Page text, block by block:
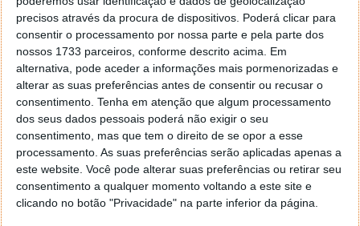
precisos através da procura de dispositivos. Poderá clicar para
consentir o processamento por nossa parte e pela parte dos
nossos 1733 parceiros, conforme descrito acima. Em
alternativa, pode aceder a informações mais pormenorizadas e
alterar as suas preferências antes de consentir ou recusar o
consentimento. Tenha em atenção que algum processamento
dos seus dados pessoais poderá não exigir o seu
consentimento, mas que tem o direito de se opor a esse
processamento. As suas preferências serão aplicadas apenas a
este website. Você pode alterar suas preferências ou retirar seu
consentimento a qualquer momento voltando a este site e
clicando no botão "Privacidade" na parte inferior da página.
fissuras;
Maiorestabilidadeperante temperaturas
extremas, uma vantagem relevante numa altura
em que as ondas de calor são cada vez mais
frequentes.
Ainda assim, tratam-se de resultados obtidos em
condições controladas . O verdadeiro teste chegará
quando o material tiver de aguentar o tráfego real e
as condições meteorológicas ao longo do tempo.
Próximos passos para este novo asfalto